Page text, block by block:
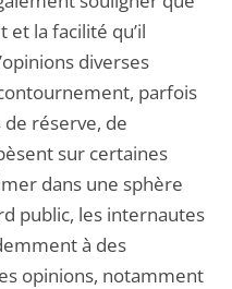
la facilité qu’il
diverses
parfois
réserve, de
sur certaines
dans une sphère
public, les internautes
à des
opinions, notamment